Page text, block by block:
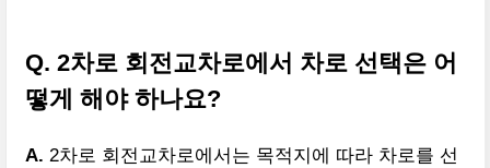
Q. 2차로 회전교차로에서 차로 선택은 어
떻게 해야 하나요?
A. 2차로 회전교차로에서는 목적지에 따라 차로를 선